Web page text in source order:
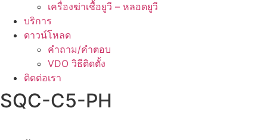
เครื่องฆ่าเชื้อยูวี – หลอดยูวี
บริการ
ดาวน์โหลด
คำถาม/คำตอบ
VDO วิธีติดตั้ง
ติดต่อเรา
SQC-C5-PH